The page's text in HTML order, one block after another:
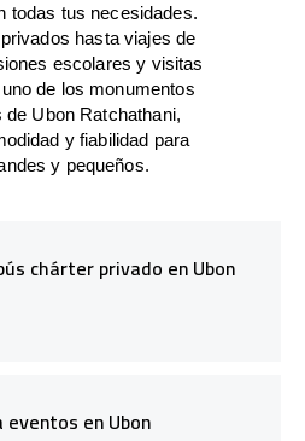
todas tus necesidades.
hasta viajes de
escolares y visitas
de los monumentos
Ubon Ratchathani,
y fiabilidad para
y pequeños.
chárter privado en Ubon
en Ubon